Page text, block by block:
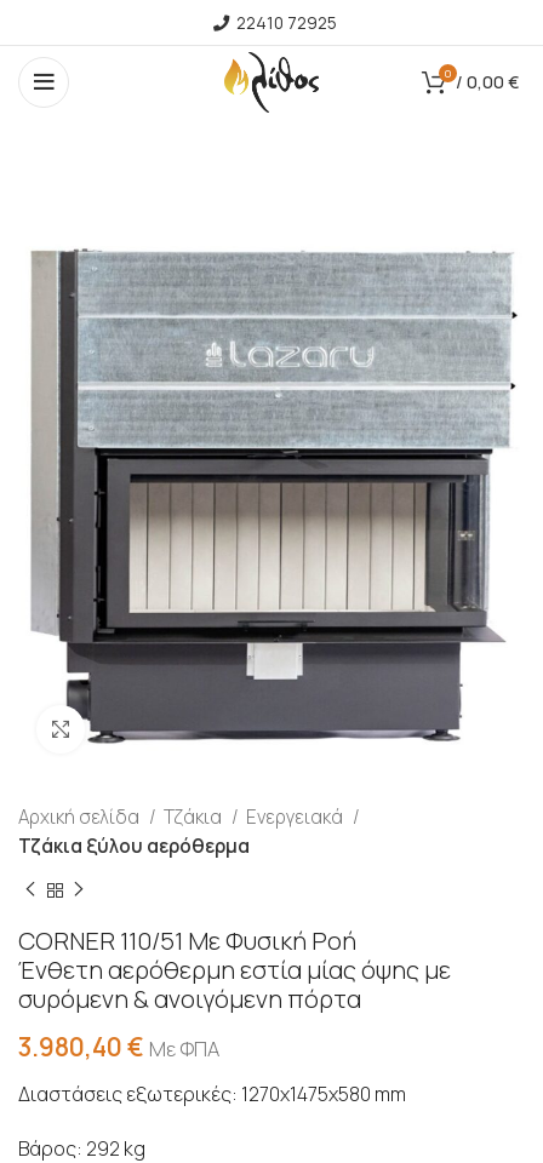
22410 72925
0 / 0,00 €
Προβολή
Αρχική σελίδα Τζάκια
Ενεργειακά
Τζάκια ξύλου αερόθερμα
CORNER 110/51 Με Φυσική Ροή
Ένθετη αερόθερμη εστία μίας όψης με
συρόμενη & ανοιγόμενη πόρτα
3.980,40€ Με ΦΠΑ
Διαστάσεις εξωτερικές: 1270x1475x580 mm
Βάρος: 292 kg